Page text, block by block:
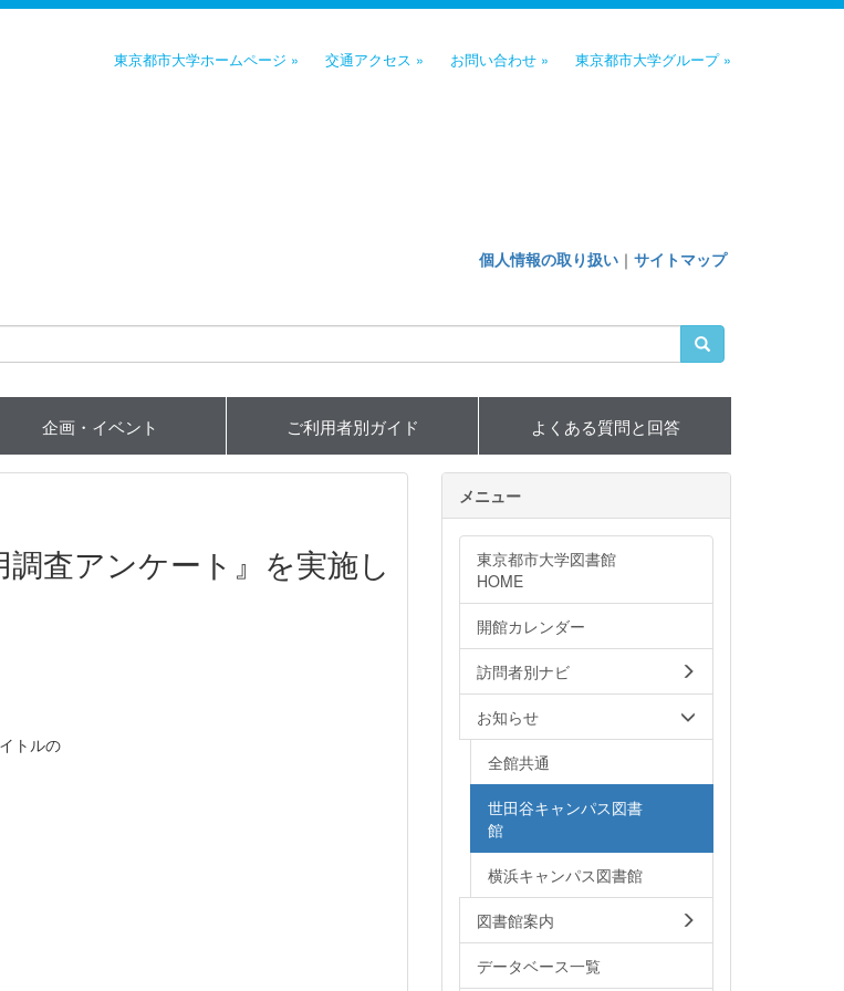
東京都市大学ホームページ » 交通アクセス » お問い合わせ » 東京都市大学グループ »
個人情報の取り扱い ｜ サイトマップ
企画・イベント ご利用者別ガイド よくある質問と回答
査アンケート』を実施し
トルの
メニュー
東京都市大学図書館
HOME
開館カレンダー
訪問者別ナビ
お知らせ
全館共通
世田谷キャンパス図書
館
横浜キャンパス図書館
図書館案内
データベース一覧